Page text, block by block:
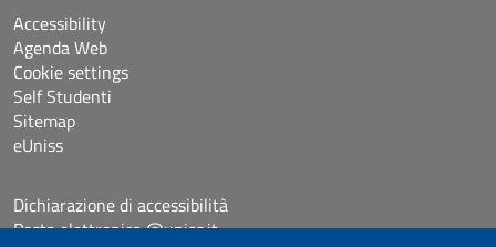
Accessibility
Agenda Web
Cookie settings
Self Studenti
Sitemap
eUniss
Dichiarazione di accessibilità
Posta elettronica @uniss.it